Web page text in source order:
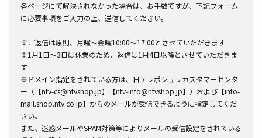
各ページにて解決されなかった場合は、お手数ですが、下記フォーム
に必要事項をご入力の上、送信してください。
※ご返信は原則、月曜～金曜10:00～17:00とさせていただきます
※1月1日～3日は休業のため、返信は1月4日以降とさせていただきま
す
※ドメイン指定をされている方は、日テレポシュレカスタマーセンタ
ー（【ntv-cs@ntvshop.jp】【ntv-info@ntvshop.jp】）および【info-
mail.shop.ntv.co.jp】からのメールが受信できるように指定してくだ
さい。
また、迷惑メールやSPAM対策等によりメールの受信設定をされている